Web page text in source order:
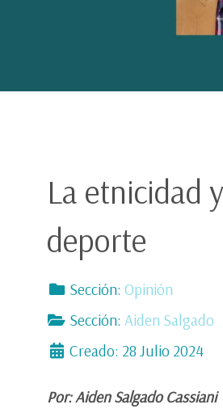
La etnicidad
deporte
Sección: Opinión
Sección: Aiden Salgado
Creado: 28 Julio 2024
Por: Aiden Salgado Cassiani